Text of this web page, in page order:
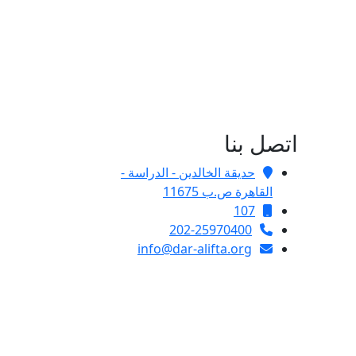
اتصل بنا
حديقة الخالدين - الدراسة -
القاهرة ص.ب 11675
107
202-25970400
info@dar-alifta.org